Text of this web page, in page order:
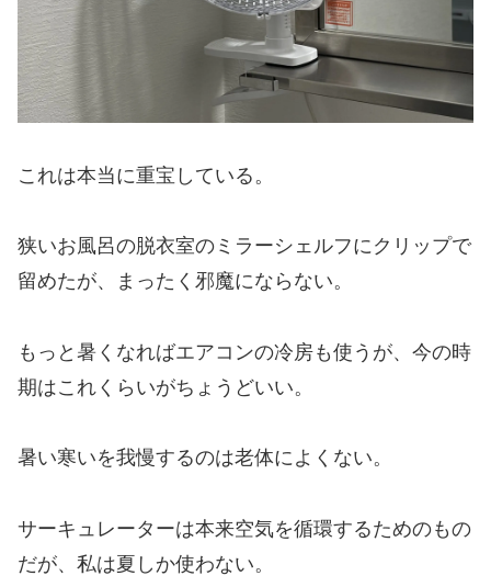
これは本当に重宝している。
狭いお風呂の脱衣室のミラーシェルフにクリップで
留めたが、まったく邪魔にならない。
もっと暑くなればエアコンの冷房も使うが、今の時
期はこれくらいがちょうどいい。
暑い寒いを我慢するのは老体によくない。
サーキュレーターは本来空気を循環するためのもの
だが、私は夏しか使わない。